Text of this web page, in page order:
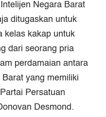
Negara Barat
ditugaskan untuk
kelas kakap untuk
dari seorang pria
perdamaian antara
yang memiliki
Persatuan
Desmond.